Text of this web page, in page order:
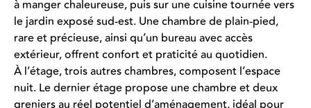
à manger chaleureuse, puis sur une cuisine tournée vers
le jardin exposé sud-est. Une chambre de plain-pied,
rare et précieuse, ainsi qu’un bureau avec accès
extérieur, offrent confort et praticité au quotidien.
À l’étage, trois autres chambres, composent l’espace
nuit. Le dernier étage propose une chambre et deux
greniers au réel potentiel d’aménagement, idéal pour